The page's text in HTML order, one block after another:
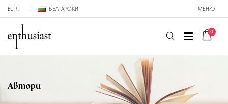
EUR БЪЛГАРСКИ МЕНЮ
0
Автори